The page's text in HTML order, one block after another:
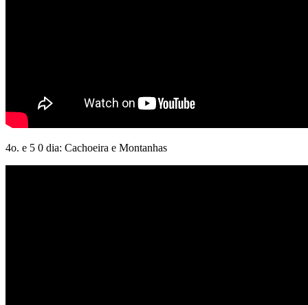
4o. e 5 0 dia: Cachoeira e Montanhas